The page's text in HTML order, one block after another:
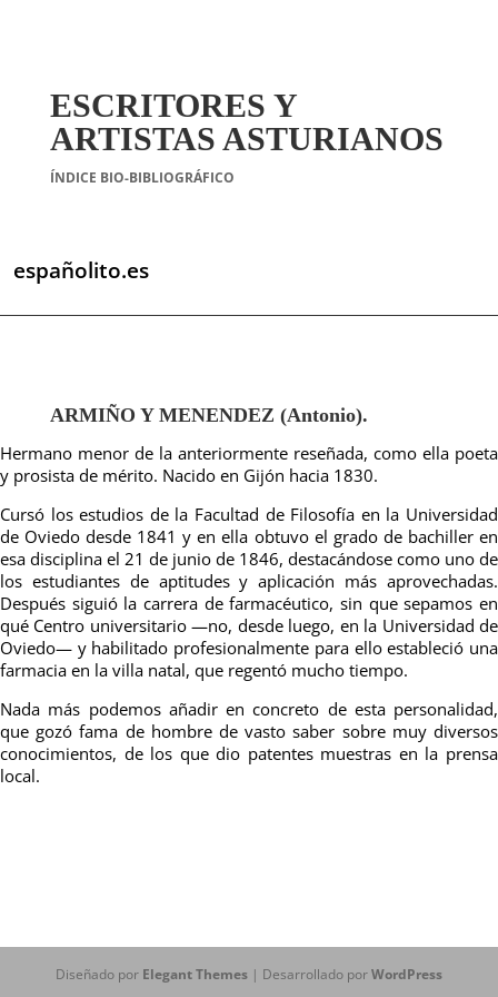
ESCRITORES Y
ARTISTAS ASTURIANOS
ÍNDICE BIO-BIBLIOGRÁFICO
españolito.es
ARMIÑO Y MENENDEZ (Antonio).
Hermano menor de la anteriormente reseñada, como ella poeta
y prosista de mérito. Nacido en Gijón hacia 1830.
Cursó los estudios de la Facultad de Filosofía en la Universidad
de Oviedo desde 1841 y en ella obtuvo el grado de bachiller en
esa disciplina el 21 de junio de 1846, destacándose como uno de
los estudiantes de aptitudes y aplicación más aprovechadas.
Después siguió la carrera de farmacéutico, sin que sepamos en
qué Centro universitario —no, desde luego, en la Universidad de
Oviedo— y habilitado profesionalmente para ello estableció una
farmacia en la villa natal, que regentó mucho tiempo.
Nada más podemos añadir en concreto de esta personalidad,
que gozó fama de hombre de vasto saber sobre muy diversos
conocimientos, de los que dio patentes muestras en la prensa
local.
Diseñado por Elegant Themes| Desarrollado porWordPress